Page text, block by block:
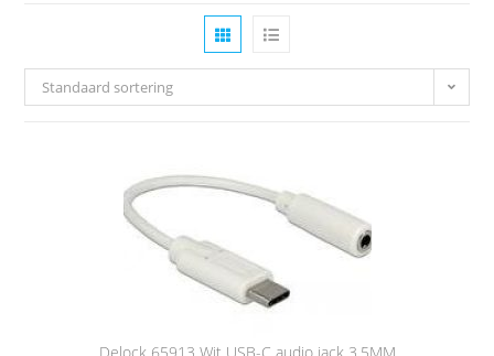
Standaard sortering
Delock 65913 Wit USB-C audio jack 3.5MM